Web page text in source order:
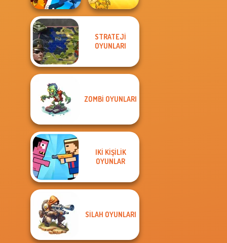
Dynamons 5
STRATEJI
OYUNLARI
ZOMBI OYUNLARI
IKI KIŞILIK
OYUNLAR
SILAH OYUNLARI